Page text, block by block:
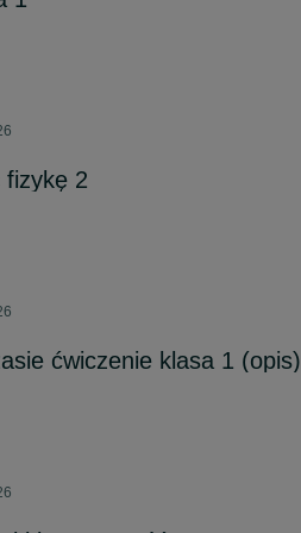
fizykę 2
ćwiczenie klasa 1 (opis)